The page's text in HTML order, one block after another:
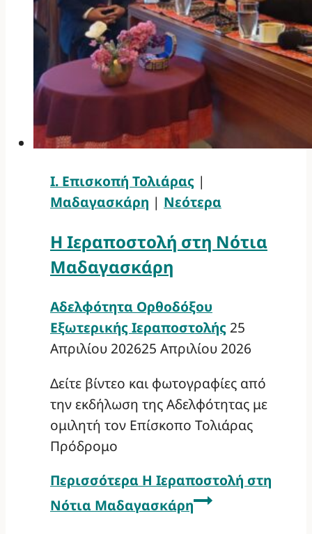
Ι. Επισκοπή Τολιάρας |
Μαδαγασκάρη | Νεότερα
Η Ιεραποστολή στη Νότια
Μαδαγασκάρη
Αδελφότητα Ορθοδόξου
Εξωτερικής Ιεραποστολής 25
Απριλίου 202625 Απριλίου 2026
Δείτε βίντεο και φωτογραφίες από
την εκδήλωση της Αδελφότητας με
ομιλητή τον Επίσκοπο Τολιάρας
Πρόδρομο
Περισσότερα Η Ιεραποστολή στη
Νότια Μαδαγασκάρη